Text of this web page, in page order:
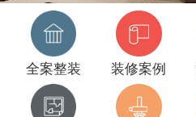
全案整装 装修案例